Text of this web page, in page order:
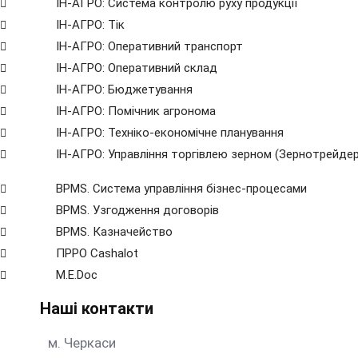
ІН-АГРО: Система контролю руху продукції
ІН-АГРО: Тік
ІН-АГРО: Оперативний транспорт
ІН-АГРО: Оперативний склад
ІН-АГРО: Бюджетування
ІН-АГРО: Помічник агронома
ІН-АГРО: Техніко-економічне планування
ІН-АГРО: Управління торгівлею зерном
BPMS. Система управління бізнес-процесами
BPМS. Узгодження договорів
BPМS. Казначейство
ПРРО Cashalot
M.E.Doc
Наші контакти
м. Черкаси